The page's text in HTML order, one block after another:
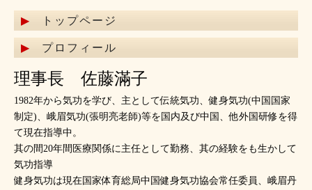
トップページ
プロフィール
理事長 佐藤滿子
1982年から気功を学び、主として伝統気功、健身気功(中国国家
制定)、峨眉気功(張明亮老師)等を国内及び中国、他外国研修を得
て現在指導中。
其の間20年間医療関係に主任として勤務、其の経験をも生かして
気功指導
健身気功は現在国家体育総局中国健身気功協会常任委員、峨眉丹